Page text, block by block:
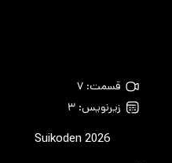
قسمت: ۷
زیرنویس: ۳
Suikoden2026